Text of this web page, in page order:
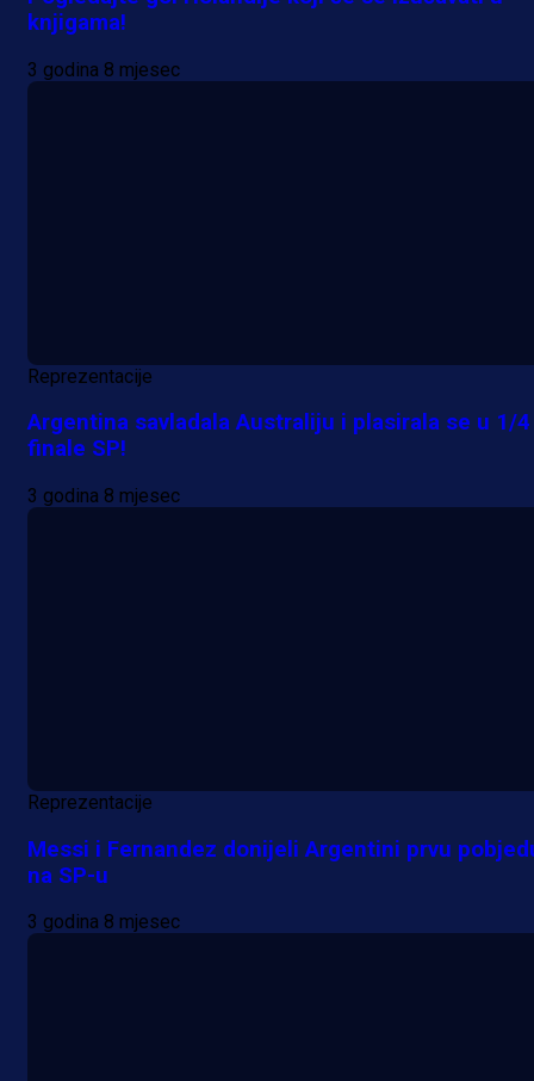
knjigama!
3 godina 8 mjesec
Reprezentacije
Argentina savladala Australiju i plasirala se u 1/4
finale SP!
3 godina 8 mjesec
Reprezentacije
Messi i Fernandez donijeli Argentini prvu
na SP-u
3 godina 8 mjesec